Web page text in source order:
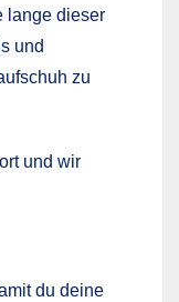
lange dieser
und
zu
und wir
du deine